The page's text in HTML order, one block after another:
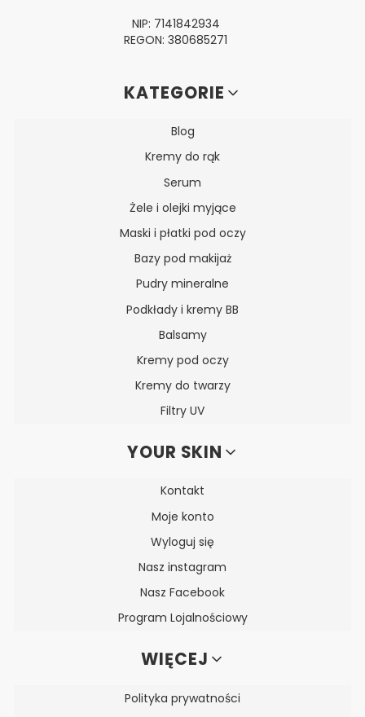
NIP: 7141842934
REGON: 380685271
Linki w stopceKATEGORIE
Blog
Kremy do rąk
Serum
Żele i olejki myjące
Maski i płatki pod oczy
Bazy pod makijaż
Pudry mineralne
Podkłady i kremy BB
Balsamy
Kremy pod oczy
Kremy do twarzy
Filtry UV
YOUR SKIN
Kontakt
Moje konto
Wyloguj się
Nasz instagram
Nasz Facebook
Program Lojalnościowy
WIĘCEJ
Polityka prywatności